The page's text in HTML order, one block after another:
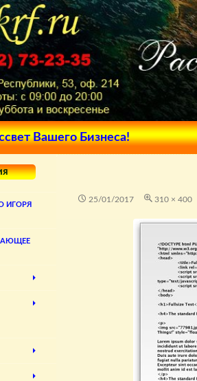
Вашего Бизнеса!
25/01/2017 310 × 400
ИГОРЯ